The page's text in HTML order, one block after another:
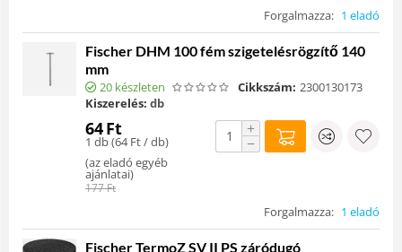
Forgalmazza: 1 eladó
Fischer DHM 100 fém szigetelésrögzítő 140
mm
20 készleten Cikkszám: 2300130173
Kiszerelés: db
64Ft
1 db (64Ft/ db)
(az eladó egyéb
ajánlatai)
177Ft
+
−
Forgalmazza: 1 eladó
Fischer TermoZ SV II PS záródugó